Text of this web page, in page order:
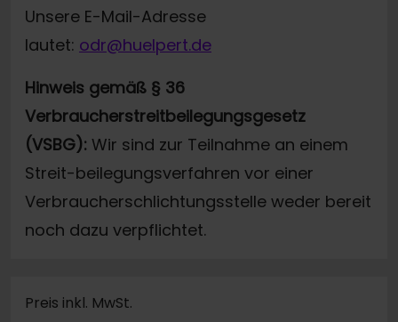
Unsere E-Mail-Adresse
lautet: odr@huelpert.de
Hinweis gemäß § 36
Verbraucherstreitbeilegungsgesetz
(VSBG): Wir sind zur Teilnahme an einem
Streit-beilegungsverfahren vor einer
Verbraucherschlichtungsstelle weder bereit
noch dazu verpflichtet.
Preis inkl. MwSt.